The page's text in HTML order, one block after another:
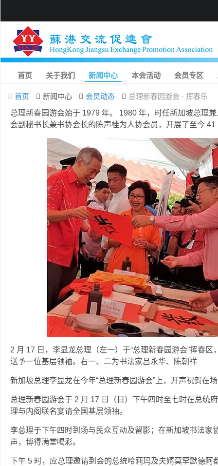
首页 关于我们 新闻中心 本会活动 会员专区
首页 新闻中心 会员动态
总理新春园游会 · 挥春乐
总理新春园游会始于 1979 年。 1980 年，时任新加坡总理
会副秘书长兼书协会长的陈声桂为人协会员，开展了至今
2 月 17 日，李显龙总理（左一）于“总理新春园游会”挥春
送予一位基层领袖。右一、二为书法家吕永华、陈朝祥
新加坡总理李显龙在今年“总理新春园游会”上，开声祝贺在
总理新春园游会于 2 月 17 日（日）下午四时至七时在总统
理与内阁联名宴请全国基层领袖。
李总理于下午四时到场与民众互动及留影；在新加坡书法家
声，博得满堂喝彩。
下午 5 时，应总理邀请到会的总统哈莉玛及夫婿莫罕默德